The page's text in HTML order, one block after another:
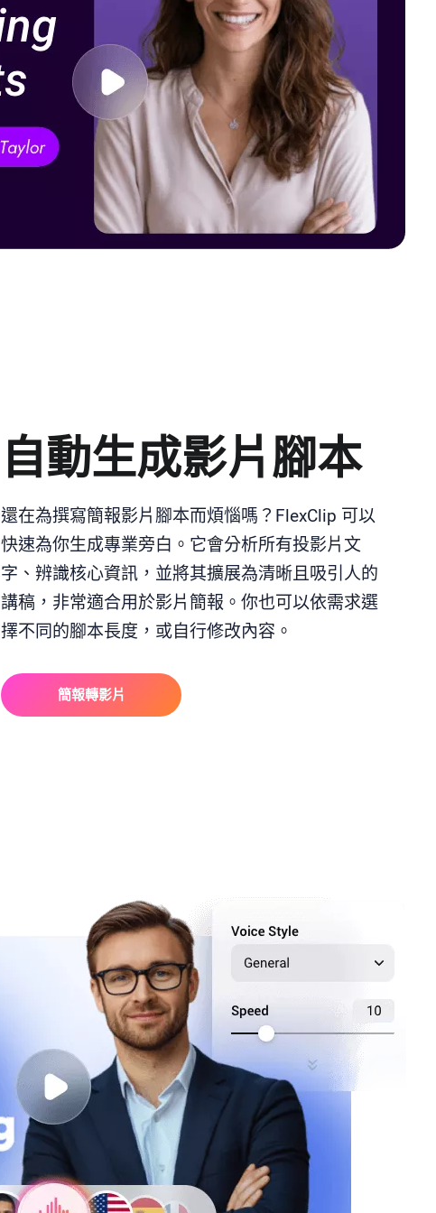
自動生成影片腳本
還在為撰寫簡報影片腳本而煩惱嗎？FlexClip 可以
快速為你生成專業旁白。它會分析所有投影片文
字、辨識核心資訊，並將其擴展為清晰且吸引人的
講稿，非常適合用於影片簡報。你也可以依需求選
擇不同的腳本長度，或自行修改內容。
簡報轉影片